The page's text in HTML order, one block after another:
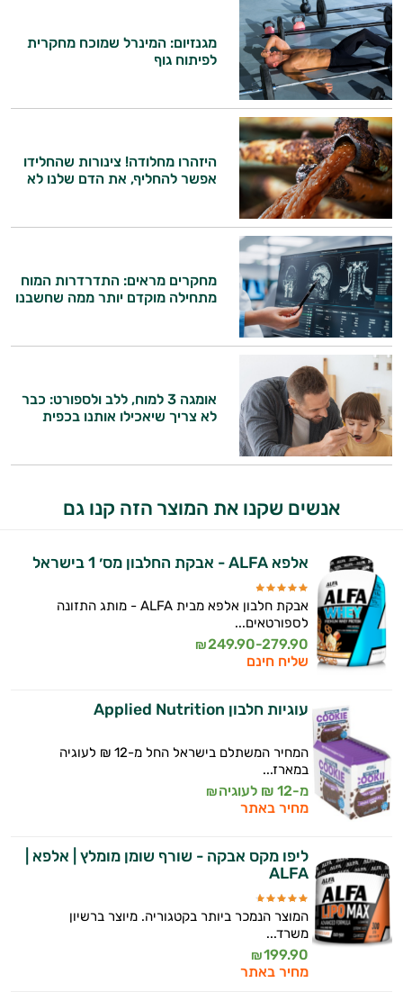
מגנזיום: המינרל שמוכח מחקרית
לפיתוח גוף
היזהרו מחלודה! צינורות שהחלידו
אפשר להחליף, את הדם שלנו לא
מחקרים מראים: התדרדרות המוח
מתחילה מוקדם יותר ממה שחשבנו
אומגה 3 למוח, ללב ולספורט: כבר
לא צריך שיאכילו אותנו בכפית
אנשים שקנו את המוצר הזה קנו גם
אלפא ALFA - אבקת החלבון מס׳ 1 בישראל
אבקת חלבון אלפא מבית ALFA - מותג התזונה
לספורטאים...
249.90-279.90
₪
שליח חינם
עוגיות חלבון Applied Nutrition
המחיר המשתלם בישראל החל מ-12 ₪ לעוגיה
במארז...
מ-12 ₪ לעוגיה ₪
מחיר באתר
ליפו מקס אבקה - שורף שומן מומלץ | אלפא |
ALFA
המוצר הנמכר ביותר בקטגוריה. מיוצר ברשיון
משרד...
199.90
₪
מחיר באתר
התשובות שלי מבוססות על מאגרי מידע קליניים
וספרות מקצועית בתחומי הרפואה הטבעית
ותזונת הספורט.
אני כאן כדי לעזור לך להתאים את תוספי
התזונה ומוצרי הבריאות המדויקים למטרות
ולמצב הגופני שלך, ולהסביר לך אילו רכיבים
עובדים יחד כדי למקסם תוצאות גם בחיי היום
יום וגם בתחום הכושר והספורט.
המטרה שלי היא להתאים עבורך המלצות
אישיות מבוססות מדעית.
זה הזמן להתחיל. איך אוכל לעזור?